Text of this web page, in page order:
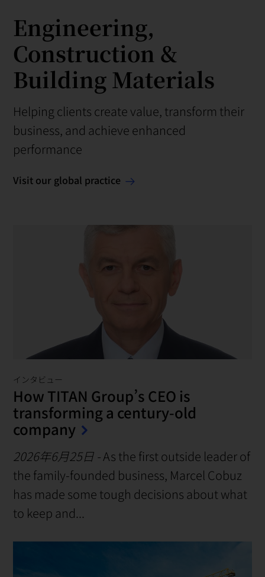
Engineering,
Construction &
Building Materials
Helping clients create value, transform their
business, and achieve enhanced
performance
Visit our global practice
インタビュー
How TITAN Group’s CEO is
transforming a century-old
company
2026年6月25日 -As the first outside leader of
the family-founded business, Marcel Cobuz
has made some tough decisions about what
to keep and...